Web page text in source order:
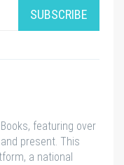
SUBSCRIBE
featuring over
present. This
a national